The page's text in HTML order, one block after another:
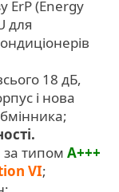
ErP (Energy
для
18 дБ,
і нова
за типом A+++
VI;